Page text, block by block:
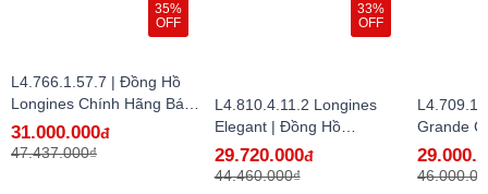
35%
OFF
L4.766.1.57.7 | Đồng Hồ
Longines Chính Hãng Bán
Lẻ Tại VN
31.000.000đ
47.437.000₫
33%
OFF
L4.810.4.11.2 Longines
Elegant | Đồng Hồ
Longines Chính Hãng Bán
Lẻ Tại VN
29.720.000đ
44.460.000₫
Grande
Hồ
Bán Lẻ